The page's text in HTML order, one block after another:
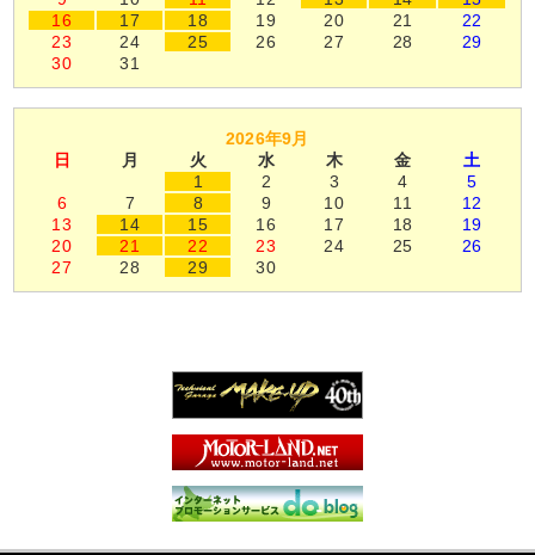
16
17 18 19 20 21
22
23
24 25 26 27 28
29
30
31
2026年9月
日
月 火 水 木 金
土
1
2 3 4
5
6
7 8 9 10 11
12
13
14 15 16 17 18
19
20
21 22 23 24 25
26
27
28 29 30